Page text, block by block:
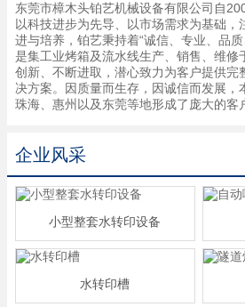
东莞市樟木头铂艺机械设备有限公司自
以科技进步为先导、以市场需求为基础，
进与培养，铂艺秉持着“诚信、专业、品
是集工业烤箱及流水线生产、销售、维修
创新、不断进取，潜心致力为客户提供完
决方案。因质量而生存，因诚信而发展，
珠海、惠州以及东莞等地形成了庞大的客
企业风采
小型整套水转印设备
水转印槽